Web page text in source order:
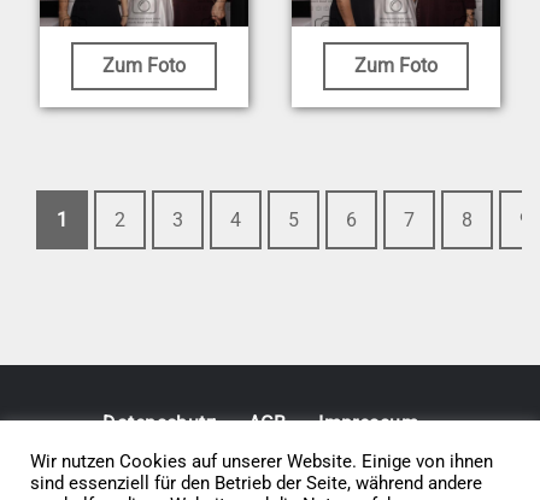
Zum Foto Zum Foto
1 2 3 4 5 6 7 8 9
Datenschutz AGB Impressum
Vertrag widerrufen
Wir nutzen Cookies auf unserer Website. Einige von ihnen
sind essenziell für den Betrieb der Seite, während andere